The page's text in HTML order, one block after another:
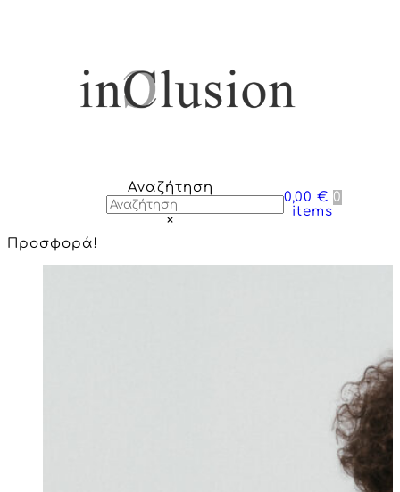
Αναζήτηση
×
0,00 € 0
items
Προσφορά!